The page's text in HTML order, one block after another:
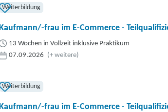
Weiterbildung
Kaufmann/-frau im E-Commerce -
13 Wochen in Vollzeit inklusive Praktikum
07.09.2026 (+ weitere)
Weiterbildung
Kaufmann/-frau im E-Commerce -